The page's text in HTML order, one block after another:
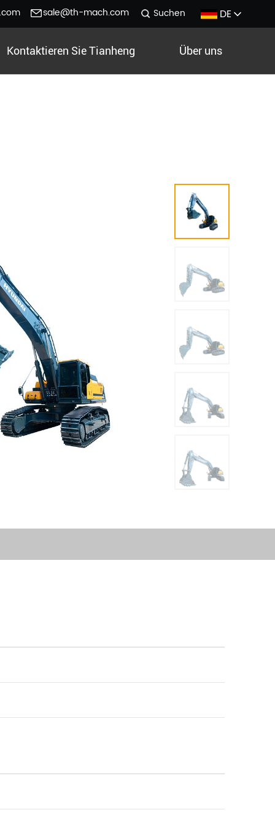
sale@th-mach.com Suchen DE
Über uns
Kontaktieren Sie Tianheng